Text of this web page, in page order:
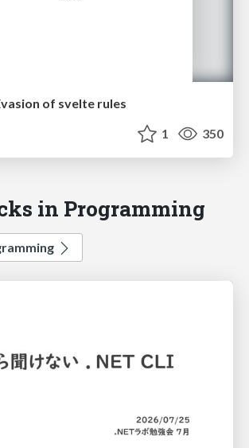
of svelte rules
1 350
in Programming